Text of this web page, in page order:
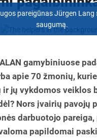
pareigūnas Jürgen Lang
saugumą.
gamybiniuose
apie 70 žmonių,
ir jų vykdomos veiklos
Nors įvairių pavojų
darbuotojo pareiga,
papildomai